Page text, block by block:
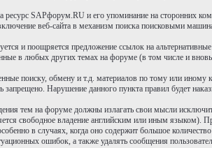
ресурс SAPфорум.RU и его упоминание на сторонних
веб-сайта в механизм поиска поисковыми
и поощряется предложение ссылок на
в любых других темах на форуме (в том числе и
поиску, обмену и т.д. материалов по тому или
запрещено. Нарушение данного пункта правил будет
тем на форуме должны излагать свои мысли
свободное владение английским или иным
в случаях, когда оно содержит большое
ошибок, а также удалять сообщения